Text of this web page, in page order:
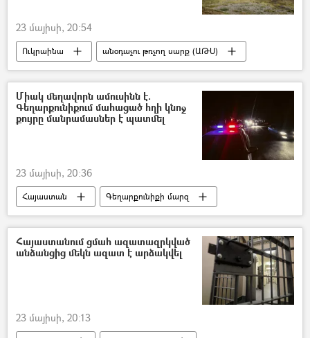
23 մայիսի, 20:54
Ուկրաինա
անօդաչու թռչող սարք (ԱԹՍ)
Զապորոժիե
ատոմակայան
ավտոբուս
Միակ մեղավորն ամուսինն է.
Գեղարքունիքում մահացած հղի կնոջ
քույրը մանրամասներ է պատմել
23 մայիսի, 20:36
Հայաստան
Գեղարքունիքի մարզ
հղի
Մահ ամուսին
Հայաստանում ցմահ ազատազրկված
անձանցից մեկն ազատ է արձակվել
23 մայիսի, 20:13